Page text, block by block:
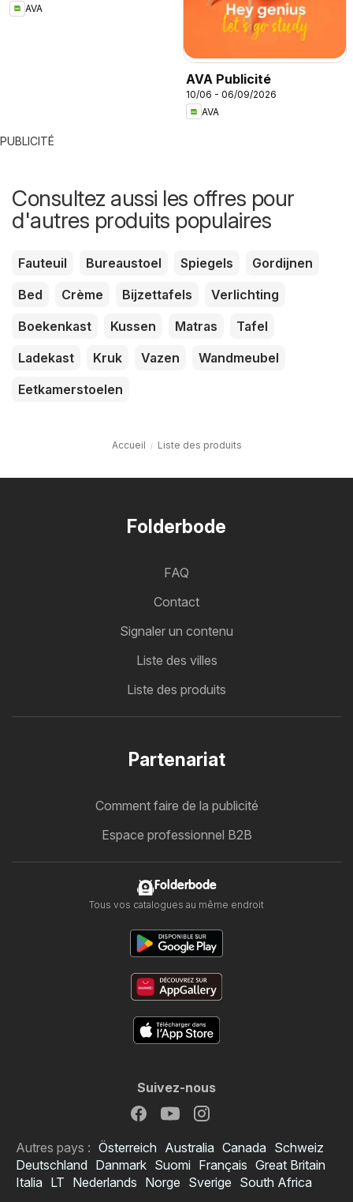
AVA
AVA Publicité
10/06 - 06/09/2026
AVA
PUBLICITÉ
Consultez aussi les offres pour
d'autres produits populaires
Fauteuil Bureaustoel Spiegels
Gordijnen
Bed
Crème Bijzettafels
Verlichting
Boekenkast
Kussen Matras
Tafel
Ladekast
Kruk Vazen
Wandmeubel
Eetkamerstoelen
Accueil Liste des produits
Folderbode
FAQ
Contact
Signaler un contenu
Liste des villes
Liste des produits
Partenariat
Comment faire de la publicité
Espace professionnel B2B
Folderbode
Tous vos catalogues au même endroit
Suivez-nous
Autres pays : Österreich Australia Canada Schweiz
Deutschland Danmark Suomi Français Great Britain
Italia LT Nederlands Norge Sverige South Africa